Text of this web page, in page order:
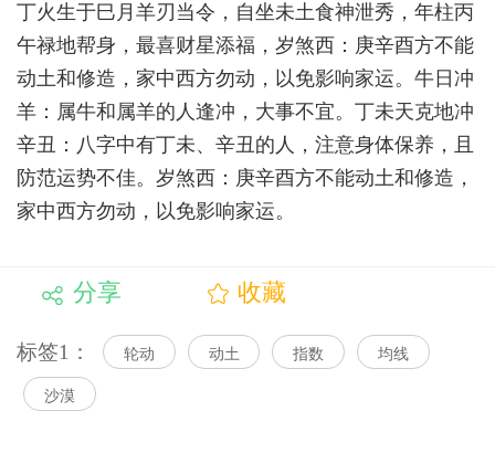
丁火生于巳月羊刃当令，自坐未土食神泄秀，年柱丙
午禄地帮身，最喜财星添福，岁煞西：庚辛酉方不能
动土和修造，家中西方勿动，以免影响家运。牛日冲
羊：属牛和属羊的人逢冲，大事不宜。丁未天克地冲
辛丑：八字中有丁未、辛丑的人，注意身体保养，且
防范运势不佳。岁煞西：庚辛酉方不能动土和修造，
家中西方勿动，以免影响家运。
分享 收藏
标签1： 轮动 动土 指数 均线
沙漠